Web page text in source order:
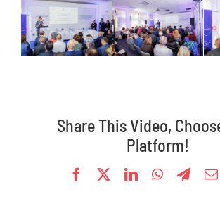
Oprema
Galerije
Share This Video,
Platform!
FacebookLinkedInWhatsApp